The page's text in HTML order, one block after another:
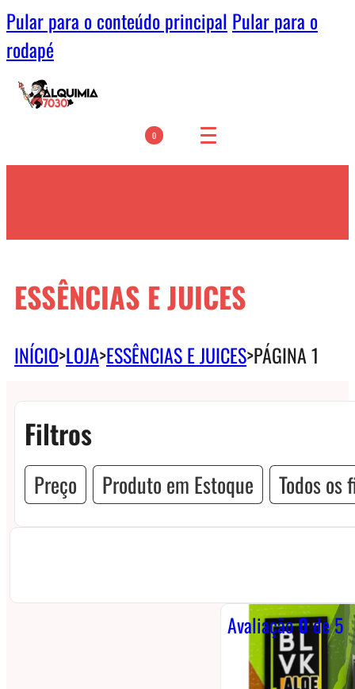
Pular para o conteúdo principal Pular para o
rodapé
0
ESSÊNCIAS E JUICES
INÍCIO>LOJA>ESSÊNCIAS E JUICES>PÁGINA 1
Filtros
Preço Produto em Estoque Todos os
Avaliação0de 5